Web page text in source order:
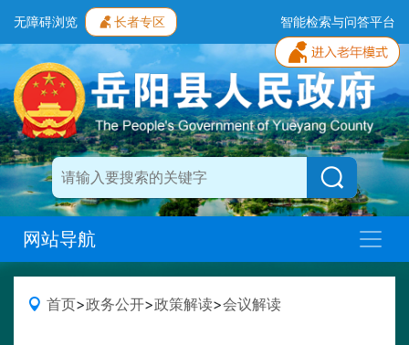
无障碍浏览 长者专区 智能检索与问答平台
网站导航
首页>政务公开>政策解读>会议解读